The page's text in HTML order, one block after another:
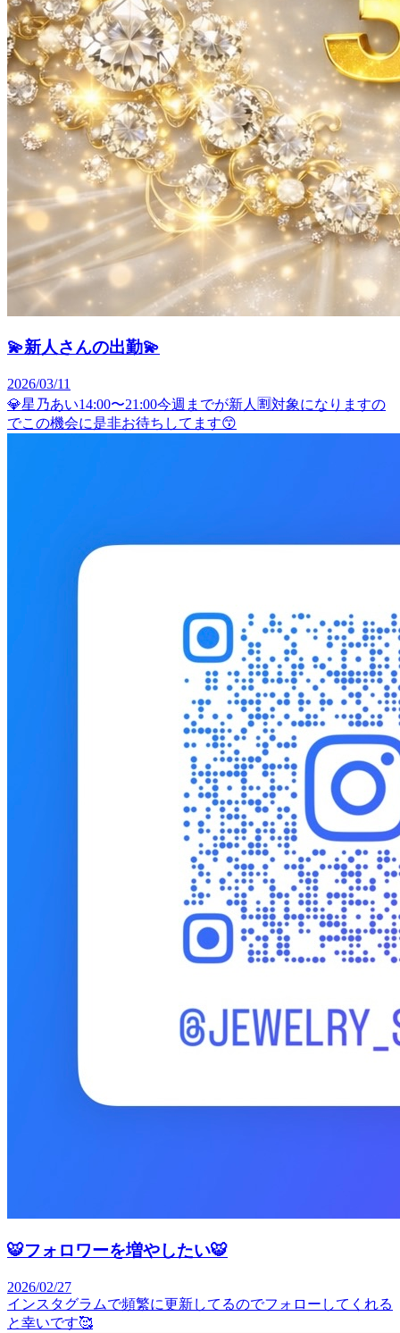
💫新人さんの出勤💫
2026/03/11
💎星乃あい14:00〜21:00今週までが新人🈹対象になりますの
でこの機会に是非お待ちしてます😙
🐯フォロワーを増やしたい🐯
2026/02/27
インスタグラムで頻繁に更新してるのでフォローしてくれる
と幸いです🥰